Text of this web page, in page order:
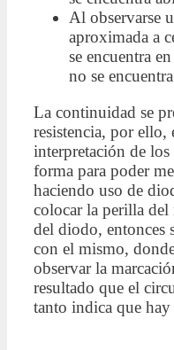
Al observarse
aproximada a
se encuentra
no se
La continuidad se
resistencia, por ello,
interpretación de
forma para poder
haciendo uso de
colocar la perilla
del diodo, entonces
con el mismo,
observar la
resultado que el
tanto indica que